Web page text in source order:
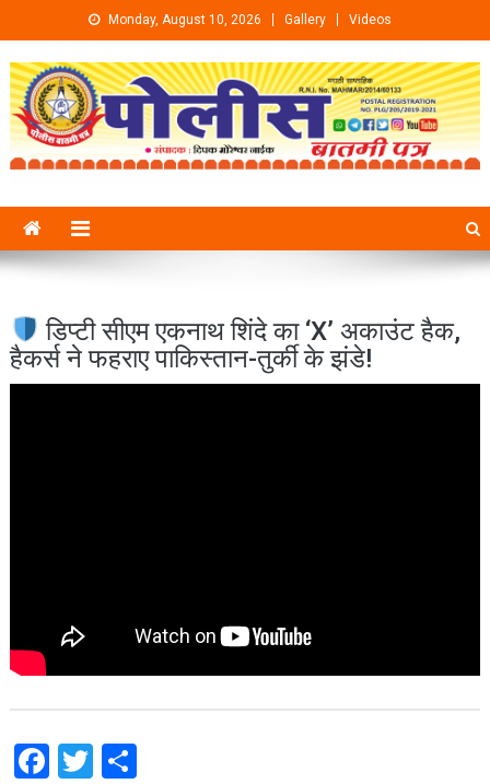
Skip to content Monday, August 10, 2026 Gallery Videos
डिप्टी सीएम एकनाथ शिंदे का ‘X’ अकाउंट हैक,
हैकर्स ने फहराए पाकिस्तान-तुर्की के झंडे!
Facebook
Twitter
Share